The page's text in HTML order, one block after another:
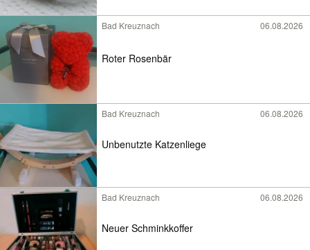
Bad Kreuznach 06.08.2026
Roter Rosenbär
Bad Kreuznach 06.08.2026
Unbenutzte Katzenliege
Bad Kreuznach 06.08.2026
Neuer Schminkkoffer